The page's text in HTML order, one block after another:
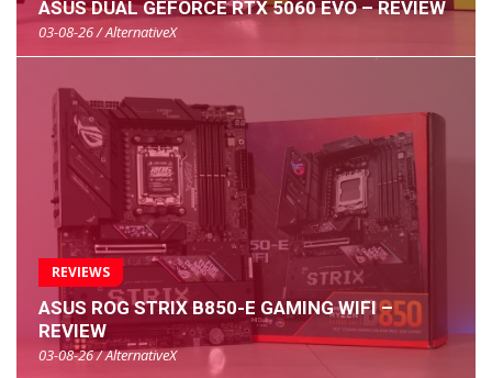
ASUS DUAL GEFORCE RTX 5060 EVO – REVIEW
03-08-26 / AlternativeX
REVIEWS
ASUS ROG STRIX B850-E GAMING WIFI –
REVIEW
03-08-26 / AlternativeX